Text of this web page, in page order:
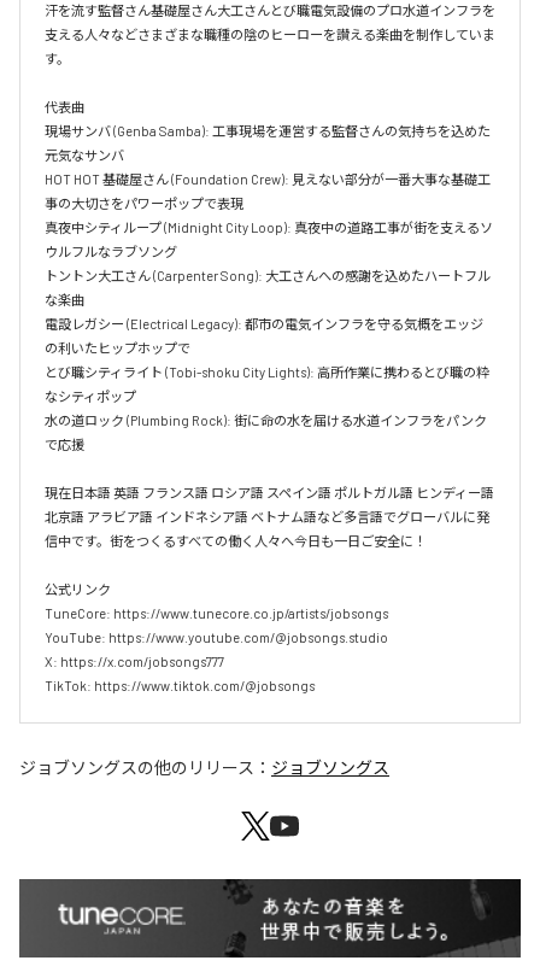
汗を流す監督さん基礎屋さん大工さんとび職電気設備のプロ水道インフラを
支える人々などさまざまな職種の陰のヒーローを讃える楽曲を制作していま
す。
代表曲
現場サンバ (Genba Samba): 工事現場を運営する監督さんの気持ちを込めた
元気なサンバ
HOT HOT 基礎屋さん (Foundation Crew): 見えない部分が一番大事な基礎工
事の大切さをパワーポップで表現
真夜中シティループ (Midnight City Loop): 真夜中の道路工事が街を支えるソ
ウルフルなラブソング
トントン大工さん (Carpenter Song): 大工さんへの感謝を込めたハートフル
な楽曲
電設レガシー (Electrical Legacy): 都市の電気インフラを守る気概をエッジ
の利いたヒップホップで
とび職シティライト (Tobi-shoku City Lights): 高所作業に携わるとび職の粋
なシティポップ
水の道ロック (Plumbing Rock): 街に命の水を届ける水道インフラをパンク
で応援
現在日本語 英語 フランス語 ロシア語 スペイン語 ポルトガル語 ヒンディー語
北京語 アラビア語 インドネシア語 ベトナム語など多言語でグローバルに発
信中です。街をつくるすべての働く人々へ今日も一日ご安全に！
公式リンク
TuneCore: https://www.tunecore.co.jp/artists/jobsongs
YouTube: https://www.youtube.com/@jobsongs.studio
X: https://x.com/jobsongs777
TikTok: https://www.tiktok.com/@jobsongs
ジョブソングスの他のリリース： ジョブソングス